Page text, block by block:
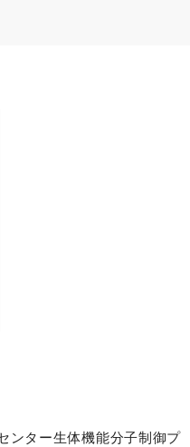
ンター生体機能分子制御プ